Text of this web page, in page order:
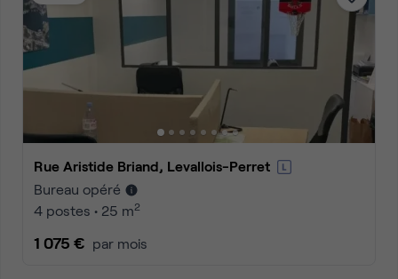
Rue Aristide Briand, Levallois-Perret
Bureau opéré
4 postes • 25 m2
1 075 € par mois